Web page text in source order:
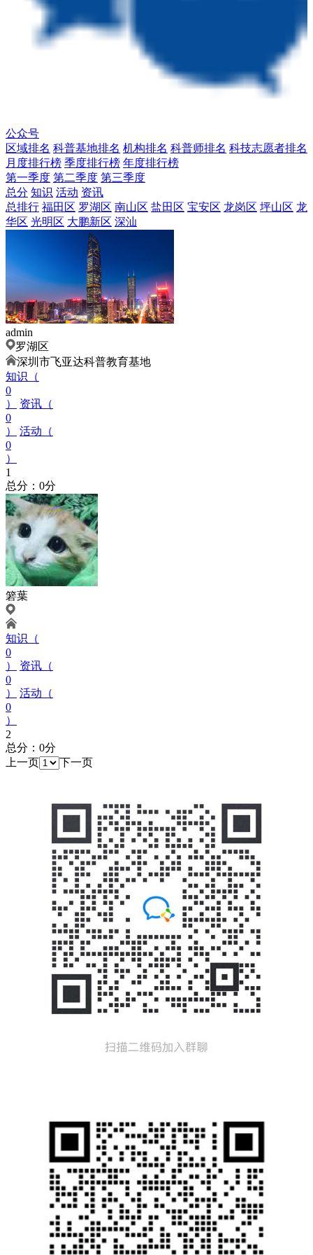
公众号
区域排名 科普基地排名 机构排名 科普师排名 科技志愿者排名
月度排行榜 季度排行榜 年度排行榜
第一季度 第二季度 第三季度
总分 知识 活动 资讯
总排行 福田区 罗湖区 南山区 盐田区 宝安区 龙岗区 坪山区 龙
华区 光明区 大鹏新区 深汕
admin
罗湖区
深圳市飞亚达科普教育基地
知识（
0
）
资讯（
0
）
活动（
0
）
1
总分：0分
箬葉
知识（
0
）
资讯（
0
）
活动（
0
）
2
总分：0分
上一页
下一页